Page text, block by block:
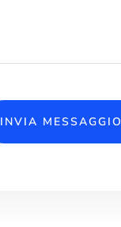
INVIA MESSAGGIO